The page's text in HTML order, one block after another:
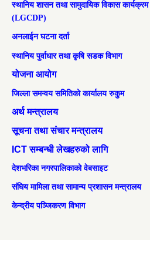
स्थानिय शासन तथा सामुदायिक विकास कार्यक्रम
(LGCDP)
अनलाईन घटना दर्ता
स्थानिय पुर्वाधार तथा कृषि सडक विभाग
योजना आयोग
जिल्ला समन्वय समितिको कार्यालय रुकुम
अर्थ मन्त्रालय
सूचना तथा संचार मन्त्रालय
ICT सम्बन्धी लेखहरुको लागि
देशभरिका नगरपालिकाको वेबसाइट
संघिय मामिला तथा सामान्‍य प्रशासन मन्त्रालय
केन्द्रीय पञ्जिकरण विभाग